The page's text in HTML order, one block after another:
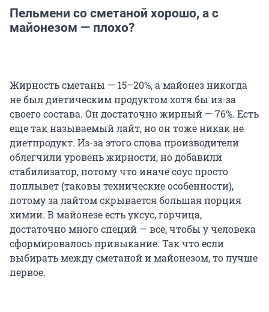
Пельмени со сметаной хорошо, а с
майонезом — плохо?
Жирность сметаны — 15–20%, а майонез никогда
не был диетическим продуктом хотя бы из-за
своего состава. Он достаточно жирный — 76%. Есть
еще так называемый лайт, но он тоже никак не
диетпродукт. Из-за этого слова производители
облегчили уровень жирности, но добавили
стабилизатор, потому что иначе соус просто
поплывет (таковы технические особенности),
потому за лайтом скрывается большая порция
химии. В майонезе есть уксус, горчица,
достаточно много специй — все, чтобы у человека
сформировалось привыкание. Так что если
выбирать между сметаной и майонезом, то лучше
первое.